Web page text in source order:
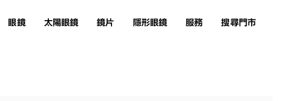
眼鏡 太陽眼鏡 鏡片 隱形眼鏡 服務 搜尋門市